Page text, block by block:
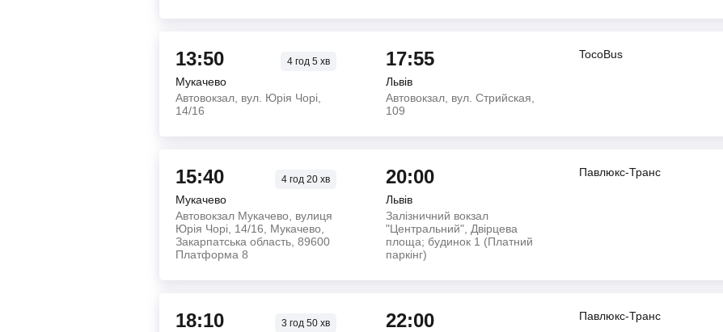
13:50 4 год5 хв
Мукачево
Автовокзал, вул. Юрія Чорі,
14/16
17:55
Львів
Автовокзал, вул. Стрийская,
109
TocoBus
15:40 4 год20 хв
Мукачево
Автовокзал Мукачево, вулиця
Юрія Чорі, 14/16, Мукачево,
Закарпатська область, 89600
Платформа 8
20:00
Львів
Залізничний вокзал
"Центральний", Двірцева
площа; будинок 1 (Платний
паркінг)
Павлюкс-Транс
18:10 3 год50 хв 22:00 Павлюкс-Транс